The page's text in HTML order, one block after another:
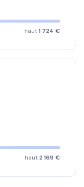
haut1 724 €
haut 2 169 €